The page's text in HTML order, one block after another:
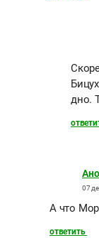
дно.
07
А что
ответить